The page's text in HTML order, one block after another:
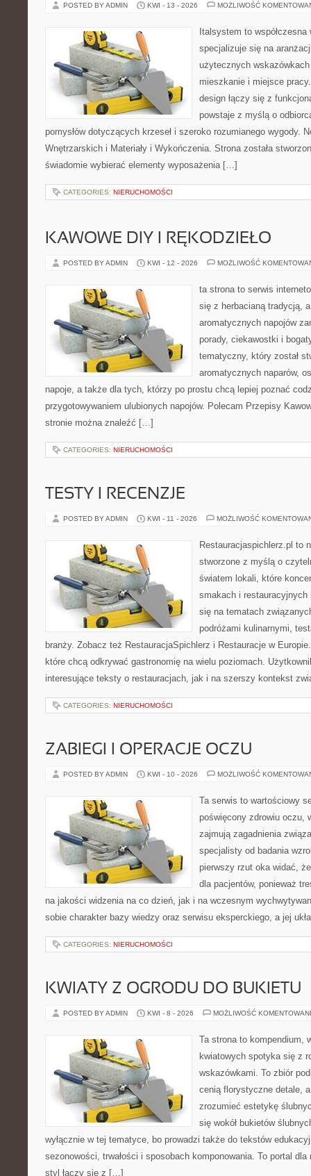
POSTED BY ADMIN KWI - 13 - 2026 MOŻLIWOŚĆ
Italsystem to
specjalizuje się na
użytecznych
mieszkanie i miejsce
design łączy się z
powstaje z myślą o
pomysłów dotyczących krzeseł i szeroko rozumianego wygody.
Wnętrzarskich i Materiały i Wykończenia. Strona została
świadomie wybierać elementy wyposażenia […]
CATEGORIES: NIERUCHOMOŚCI
KAWOWE DIY I RĘKODZIEŁO
POSTED BY ADMIN KWI - 12 - 2026 MOŻLIWOŚĆ
ta strona to serwis
się z herbacianą tradycją, a
aromatycznych napojów
porady, ciekawostki i
tematyczny, który został
aromatycznych naparów,
napoje, a także dla tych, którzy po prostu chcą lepiej poznać
przygotowywaniem ulubionych napojów. Polecam Przepisy
stronie można znaleźć […]
CATEGORIES: NIERUCHOMOŚCI
TESTY I RECENZJE
POSTED BY ADMIN KWI - 11 - 2026 MOŻLIWOŚĆ
Restauracjaspichlerz.pl to
stworzone z myślą o
światem lokali, które
smakach i
się na tematach
podróżami kulinarnymi,
branży. Zobacz też RestauracjaSpichlerz i Restauracje w
które chcą odkrywać gastronomię na wielu poziomach.
interesujące teksty o restauracjach, jak i na szerszy kontekst
CATEGORIES: NIERUCHOMOŚCI
ZABIEGI I OPERACJE OCZU
POSTED BY ADMIN KWI - 10 - 2026 MOŻLIWOŚĆ
Ta serwis to wartościowy
poświęcony zdrowiu oczu,
zajmują zagadnienia
specjalisty od badania
pierwszy rzut oka widać,
dla pacjentów, ponieważ
na jakości widzenia na co dzień, jak i na wczesnym
sobie charakter bazy wiedzy oraz serwisu eksperckiego, a jej
CATEGORIES: NIERUCHOMOŚCI
KWIATY Z OGRODU DO BUKIETU
POSTED BY ADMIN KWI - 8 - 2026 MOŻLIWOŚĆ
Ta strona to kompendium,
kwiatowych spotyka się z
wskazówkami. To zbiór
cenią florystyczne detale,
zrozumieć estetykę
się wokół bukietów
wyłącznie w tej tematyce, bo prowadzi także do tekstów
sezonowości, trwałości i sposobach komponowania. To portal
styl łączy się z […]